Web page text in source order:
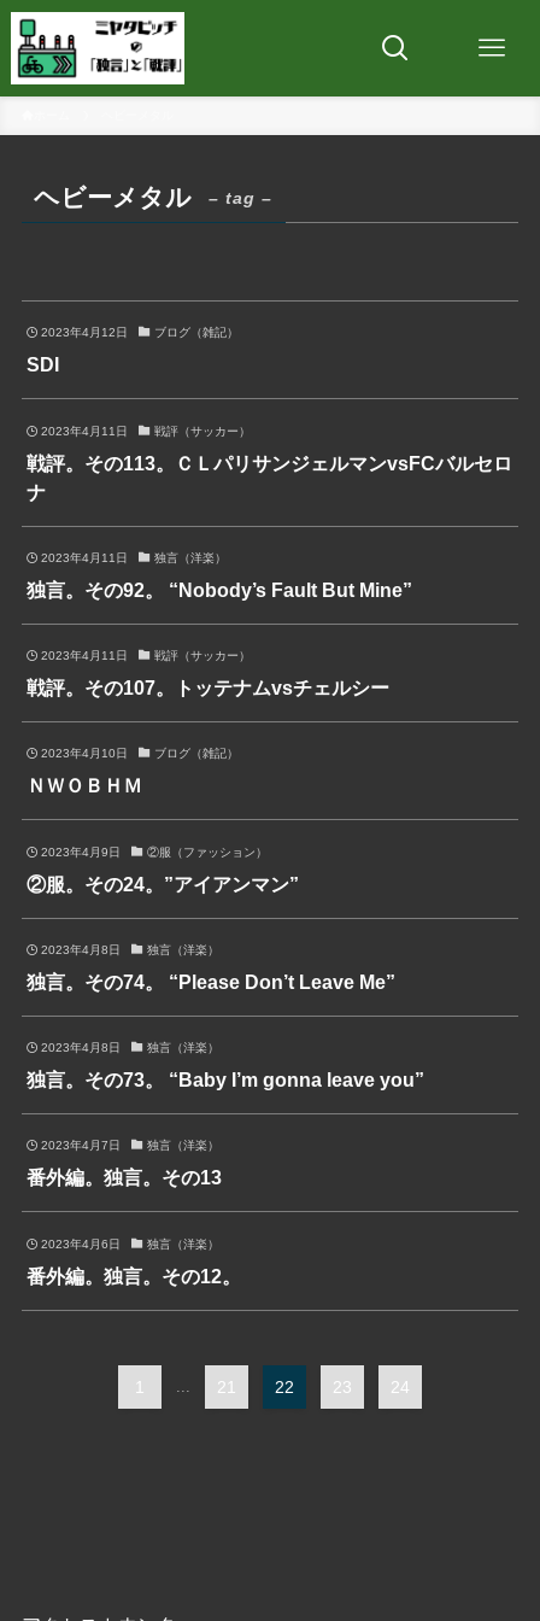
ヘビーメタル – tag –
2023年4月12日 ブログ（雑記）
SDI
2023年4月11日 戦評（サッカー）
戦評。その113。ＣＬパリサンジェルマンvsFCバルセロ
ナ
2023年4月11日 独言（洋楽）
独言。その92。 “Nobody’s Fault But Mine”
2023年4月11日 戦評（サッカー）
戦評。その107。トッテナムvsチェルシー
2023年4月10日 ブログ（雑記）
ＮＷＯＢＨＭ
2023年4月9日 ②服（ファッション）
②服。その24。”アイアンマン”
2023年4月8日 独言（洋楽）
独言。その74。 “Please Don’t Leave Me”
2023年4月8日 独言（洋楽）
独言。その73。 “Baby I’m gonna leave you”
2023年4月7日 独言（洋楽）
番外編。独言。その13
2023年4月6日 独言（洋楽）
番外編。独言。その12。
1 21 22 23 24